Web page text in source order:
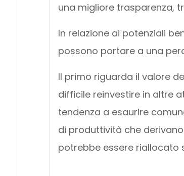
una migliore trasparenza,
In relazione ai potenziali
possono portare a una
Il primo riguarda il valore
difficile reinvestire in altre
tendenza a esaurire
di produttività che
potrebbe essere riallocato